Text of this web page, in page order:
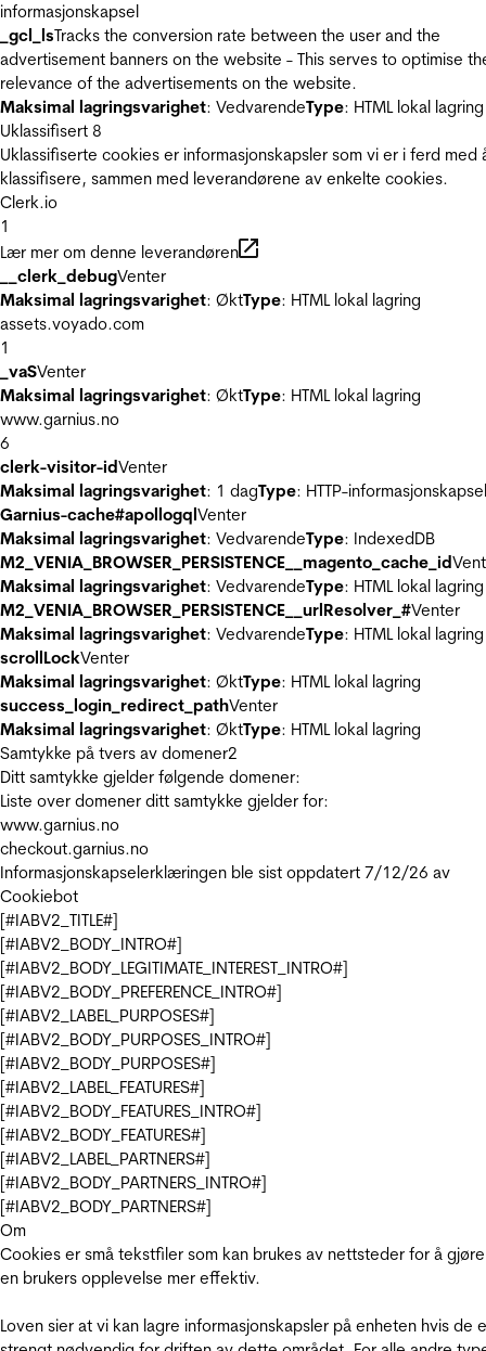
informasjonskapsel
_gcl_lsTracks the conversion rate between the user and the
advertisement banners on the website - This serves to optimise
relevance of the advertisements on the website.
Maksimal lagringsvarighet: VedvarendeType: HTML lokal lagring
Uklassifisert 8
Uklassifiserte cookies er informasjonskapsler som vi er i ferd med
klassifisere, sammen med leverandørene av enkelte cookies.
Clerk.io
1
Lær mer om denne leverandøren
__clerk_debugVenter
Maksimal lagringsvarighet: ØktType: HTML lokal lagring
assets.voyado.com
1
_vaSVenter
Maksimal lagringsvarighet: ØktType: HTML lokal lagring
www.garnius.no
6
clerk-visitor-idVenter
Maksimal lagringsvarighet: 1 dagType: HTTP-informasjonskapsel
Garnius-cache#apollogqlVenter
Maksimal lagringsvarighet: VedvarendeType: IndexedDB
M2_VENIA_BROWSER_PERSISTENCE__magento_cache_id
Maksimal lagringsvarighet: VedvarendeType: HTML lokal lagring
M2_VENIA_BROWSER_PERSISTENCE__urlResolver_#Venter
Maksimal lagringsvarighet: VedvarendeType: HTML lokal lagring
scrollLockVenter
Maksimal lagringsvarighet: ØktType: HTML lokal lagring
success_login_redirect_pathVenter
Maksimal lagringsvarighet: ØktType: HTML lokal lagring
Samtykke på tvers av domener2
Ditt samtykke gjelder følgende domener:
Liste over domener ditt samtykke gjelder for:
www.garnius.no
checkout.garnius.no
Informasjonskapselerklæringen ble sist oppdatert 7/12/26 av
Cookiebot
[#IABV2_TITLE#]
[#IABV2_BODY_INTRO#]
[#IABV2_BODY_LEGITIMATE_INTEREST_INTRO#]
[#IABV2_BODY_PREFERENCE_INTRO#]
[#IABV2_LABEL_PURPOSES#]
[#IABV2_BODY_PURPOSES_INTRO#]
[#IABV2_BODY_PURPOSES#]
[#IABV2_LABEL_FEATURES#]
[#IABV2_BODY_FEATURES_INTRO#]
[#IABV2_BODY_FEATURES#]
[#IABV2_LABEL_PARTNERS#]
[#IABV2_BODY_PARTNERS_INTRO#]
[#IABV2_BODY_PARTNERS#]
Om
Cookies er små tekstfiler som kan brukes av nettsteder for å gjøre
en brukers opplevelse mer effektiv.
Loven sier at vi kan lagre informasjonskapsler på enheten hvis de